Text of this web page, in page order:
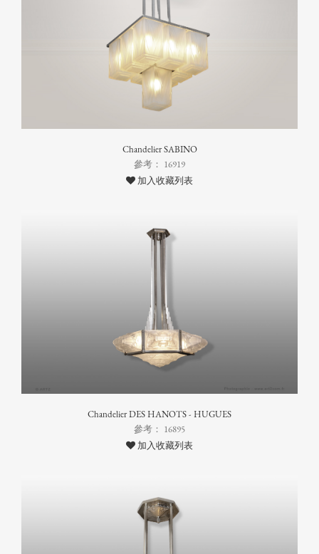
Chandelier SABINO
參考： 16919
加入收藏列表
Chandelier DES HANOTS - HUGUES
參考： 16895
加入收藏列表